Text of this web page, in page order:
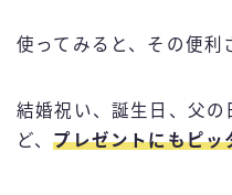
使ってみると、その便利
結婚祝い、誕生日、父
ど、プレゼントにもピッ